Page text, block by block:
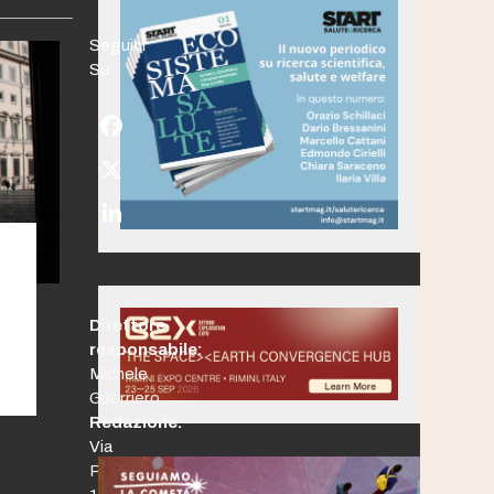
Seguici
Su:
Facebook
Twitter
(deprecated)
LinkedIn
Direttore
responsabile:
Michele
Guerriero
Redazione:
Via
Po,